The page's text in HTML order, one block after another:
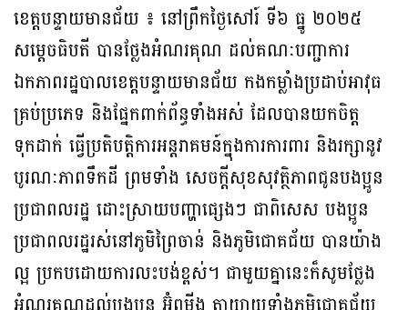
ខេត្តបន្ទាយមានជ័យ​ ៖​ នៅព្រឹកថ្ងៃសៅរ៍ ទី៦ ធ្នូ ២០២៥​
សម្ដេចធិបតី​ បានថ្លែងអំណរគុណ ដល់គណៈបញ្ជាការ
ឯកភាពរដ្ឋបាលខេត្តបន្ទាយមានជ័យ កងកម្លាំងប្រដាប់អាវុធ
គ្រប់ប្រភេទ និងផ្នែកពាក់ព័ន្ធទាំងអស់ ដែលបានយកចិត្ត
ទុកដាក់ ធ្វើប្រតិបត្តិការអន្តរាគមន៍ក្នុងការការពារ និងរក្សានូវ
បូរណៈភាពទឹកដី ព្រមទាំង សេចក្តីសុខសុវត្ថិភាពជូនបងប្អូន
ប្រជាពលរដ្ឋ ដោះស្រាយបញ្ហាផ្សេងៗ ជាពិសេស បងប្អូន
ប្រជាពលរដ្ឋរស់នៅភូមិព្រៃចាន់ និងភូមិជោគជ័យ បានយ៉ាង
ល្អ ប្រកបដោយការលះបង់ខ្ពស់។​ ជាមួយគ្នានេះក៏សូមថ្លែង